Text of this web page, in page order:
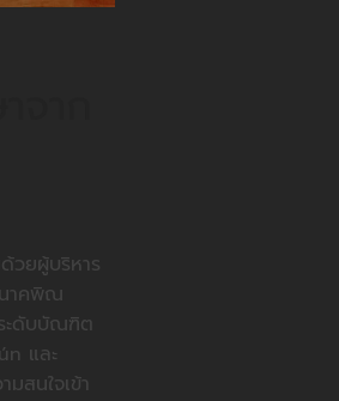
ยผู้บริหาร
าคพิณ
ะดับบัณฑิต
และ
สนใจเข้า